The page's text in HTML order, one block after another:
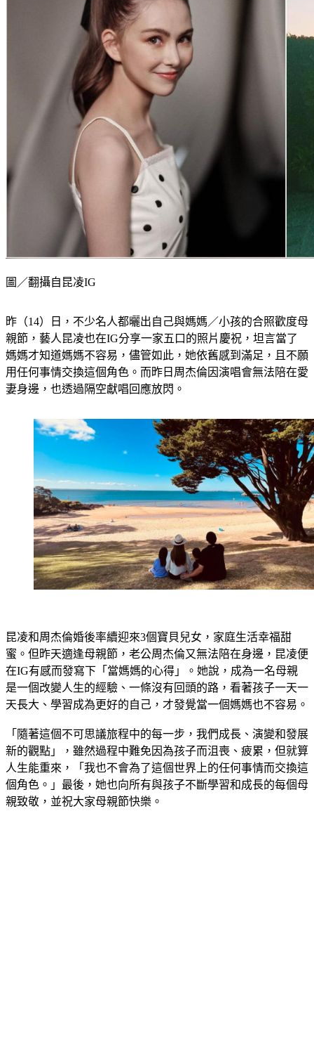
圖／翻攝自昆凌IG
昨（14）日，不少名人都曬出自己與媽媽／小孩的合照歡度母
親節，藝人昆凌也在IG分享一家五口的照片慶祝，坦言當了
媽媽才知道媽媽不容易，儘管如此，她依舊感到滿足，且不願
用任何事情交換這個角色。而昨日周杰倫因演唱會無法陪在愛
妻身邊，也透過隔空獻唱回應放閃。
昆凌和周杰倫婚後率續迎來3個寶貝兒女，家庭生活幸福甜
蜜。但昨天適逢母親節，老公周杰倫又無法陪在身邊，昆凌便
在IG有感而發寫下「當媽媽的心得」。她說，成為一名母親
是一個改變人生的經驗、一條沒有回頭的路，看著孩子一天一
天長大、學習成為更好的自己，才發覺當一個媽媽也不容易。
「隨著這個不可思議旅程中的每一步，我們成長、演變和發展
新的觀點」，雖然過程中難免因為孩子而沮喪、疲累，但就算
人生能重來，「我也不會為了這個世界上的任何事情而交換這
個角色。」最後，她也向所有與孩子不斷學習和成長的每個母
親致敬，並祝大家母親節快樂。